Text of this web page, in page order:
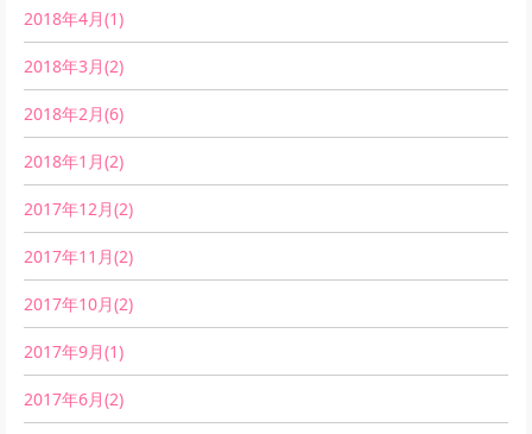
2018年4月(1)
2018年3月(2)
2018年2月(6)
2018年1月(2)
2017年12月(2)
2017年11月(2)
2017年10月(2)
2017年9月(1)
2017年6月(2)